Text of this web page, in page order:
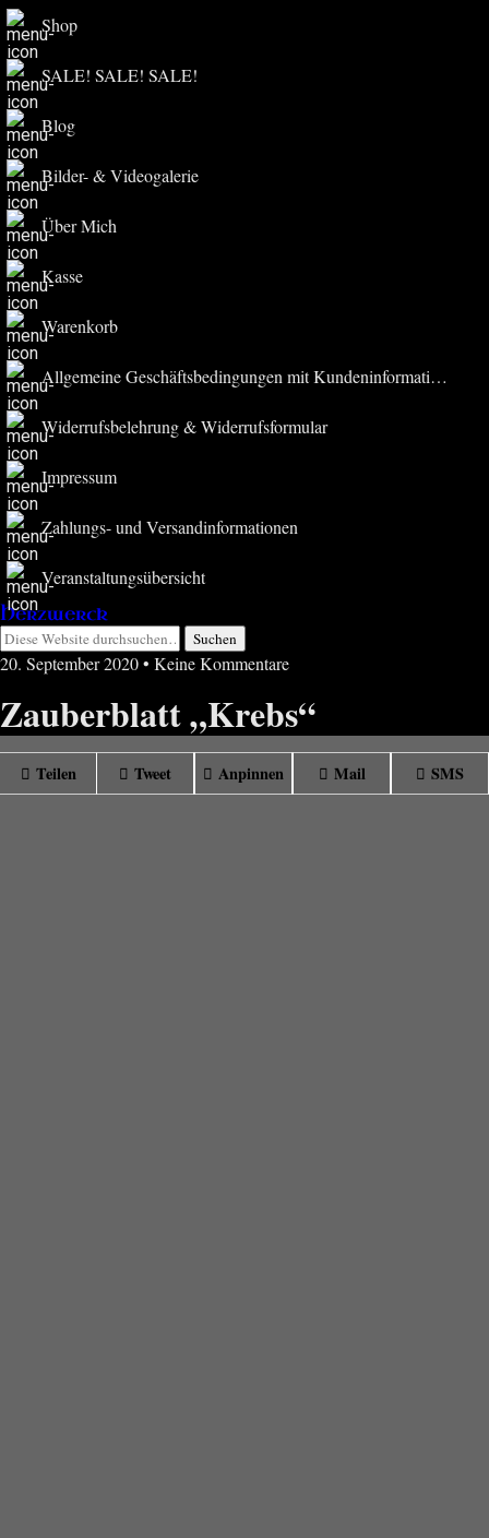
Shop
SALE! SALE! SALE!
Blog
Bilder- & Videogalerie
Über Mich
Kasse
Warenkorb
Allgemeine Geschäftsbedingungen mit Kundeninformationen
Widerrufsbelehrung & Widerrufsformular
Impressum
Zahlungs- und Versandinformationen
Veranstaltungsübersicht
Herzwerck
20. September 2020 • Keine Kommentare
Zauberblatt „Krebs“
Teilen Tweet Anpinnen Mail SMS